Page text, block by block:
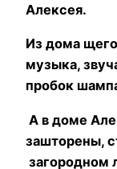
Алексея.
Из дома
музыка,
пробок
А в доме
зашторены,
загородном